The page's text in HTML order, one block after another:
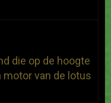
die op de hoogte
motor van de lotus